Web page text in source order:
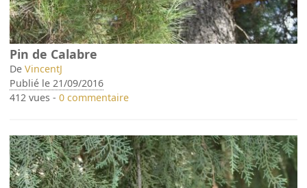
Pin de Calabre
DeVincentJ
Publié le 21/09/2016
412 vues -0 commentaire